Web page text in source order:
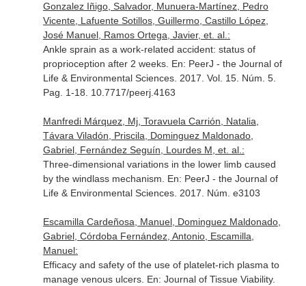
Gonzalez Iñigo, Salvador, Munuera-Martínez, Pedro
Vicente, Lafuente Sotillos, Guillermo, Castillo López,
José Manuel, Ramos Ortega, Javier, et. al.:
Ankle sprain as a work-related accident: status of
proprioception after 2 weeks. En: PeerJ - the Journal of
Life & Environmental Sciences. 2017. Vol. 15. Núm. 5.
Pag. 1-18. 10.7717/peerj.4163
Manfredi Márquez, Mj, Toravuela Carrión, Natalia,
Távara Viladón, Priscila, Dominguez Maldonado,
Gabriel, Fernández Seguín, Lourdes M, et. al.:
Three-dimensional variations in the lower limb caused
by the windlass mechanism. En: PeerJ - the Journal of
Life & Environmental Sciences. 2017. Núm. e3103
Escamilla Cardeñosa, Manuel, Dominguez Maldonado,
Gabriel, Córdoba Fernández, Antonio, Escamilla,
Manuel:
Efficacy and safety of the use of platelet-rich plasma to
manage venous ulcers. En: Journal of Tissue Viability.